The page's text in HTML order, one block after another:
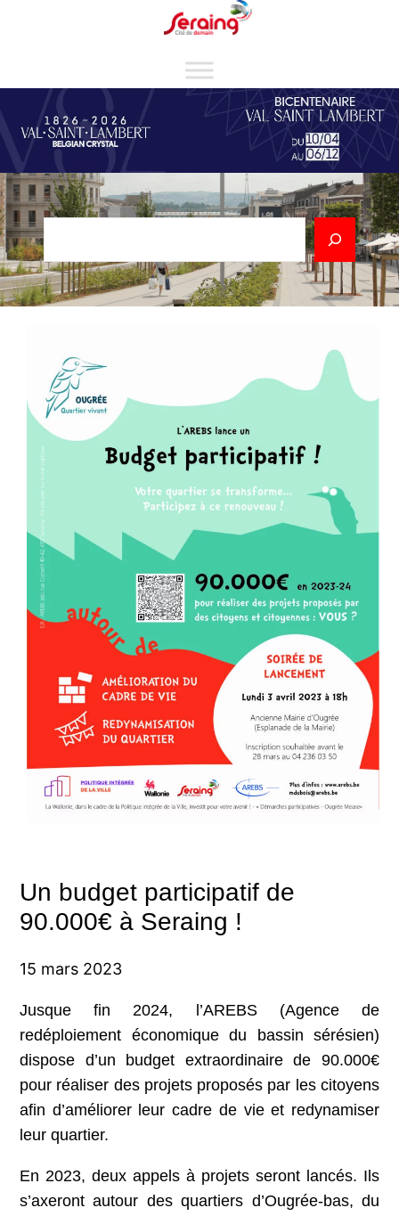
Rechercher
Un budget participatif de
90.000€ à Seraing !
15 mars 2023
Jusque fin 2024, l’AREBS (Agence de
redéploiement économique du bassin sérésien)
dispose d’un budget extraordinaire de 90.000€
pour réaliser des projets proposés par les citoyens
afin d’améliorer leur cadre de vie et redynamiser
leur quartier.
En 2023, deux appels à projets seront lancés. Ils
s’axeront autour des quartiers d’Ougrée-bas, du
Cookies management panel